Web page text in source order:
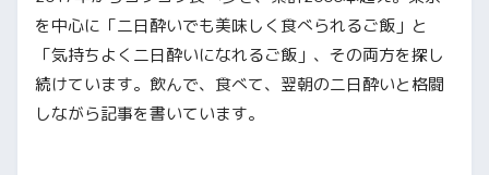
を中心に「二日酔いでも美味しく食べられるご飯」と
「気持ちよく二日酔いになれるご飯」、その両方を探し
続けています。飲んで、食べて、翌朝の二日酔いと格闘
しながら記事を書いています。